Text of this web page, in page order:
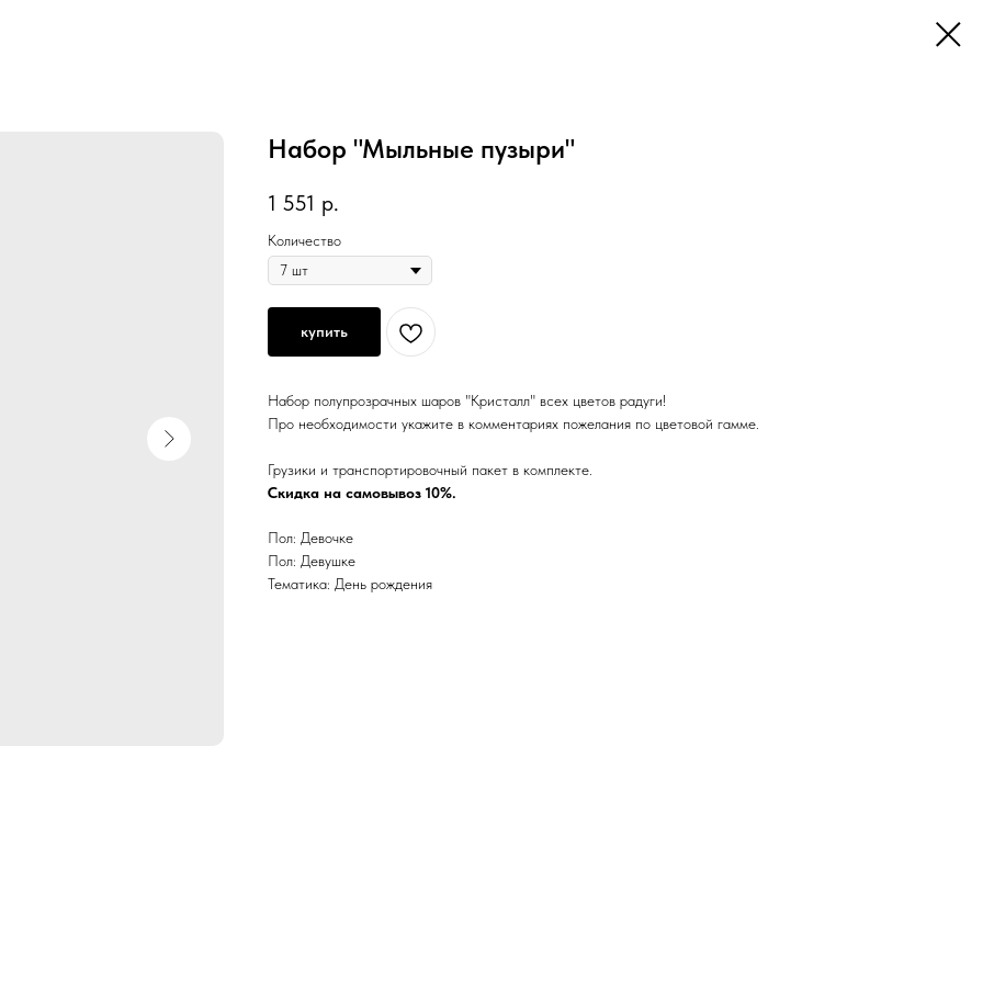
Набор "Мыльные пузыри"
1 551 р.
Количество
купить
Набор полупрозрачных шаров "Кристалл" всех цветов радуги!
Про необходимости укажите в комментариях пожелания по цветовой гамме.
Грузики и транспортировочный пакет в комплекте.
Скидка на самовывоз 10%.
Пол: Девочке
Пол: Девушке
Тематика: День рождения